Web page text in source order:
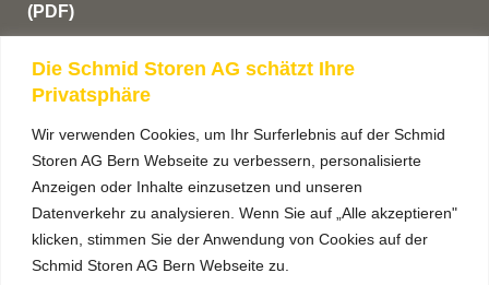
Die Schmid Storen AG schätzt Ihre
Privatsphäre
Wir verwenden Cookies, um Ihr Surferlebnis auf der Schmid
Storen AG Bern Webseite zu verbessern, personalisierte
Anzeigen oder Inhalte einzusetzen und unseren
Datenverkehr zu analysieren. Wenn Sie auf „Alle akzeptieren"
klicken, stimmen Sie der Anwendung von Cookies auf der
Schmid Storen AG Bern Webseite zu.
(PDF)
Anmeldung Newsletter